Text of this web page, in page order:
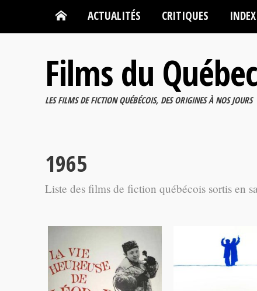
ACTUALITÉS CRITIQUES
Films du Québec
LES FILMS DE FICTION QUÉBÉCOIS, DES ORIGINES À NOS JOURS
1965
Liste des films de fiction québécois sortis en